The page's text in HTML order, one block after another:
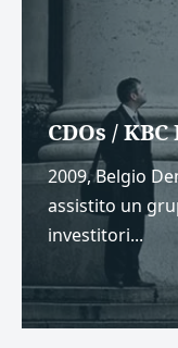
CDOs /
2009, Belgio
assistito un
investitori...